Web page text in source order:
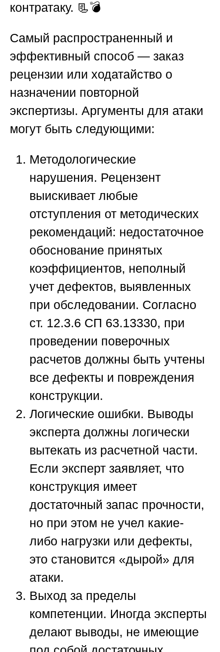
контратаку. 📃💣
Самый распространенный и
эффективный способ — заказ
рецензии или ходатайство о
назначении повторной
экспертизы. Аргументы для атаки
могут быть следующими:
Методологические
нарушения. Рецензент
выискивает любые
отступления от методических
рекомендаций: недостаточное
обоснование принятых
коэффициентов, неполный
учет дефектов, выявленных
при обследовании. Согласно
ст. 12.3.6 СП 63.13330, при
проведении поверочных
расчетов должны быть учтены
все дефекты и повреждения
конструкции.
Логические ошибки. Выводы
эксперта должны логически
вытекать из расчетной части.
Если эксперт заявляет, что
конструкция имеет
достаточный запас прочности,
но при этом не учел какие-
либо нагрузки или дефекты,
это становится «дырой» для
атаки.
Выход за пределы
компетенции. Иногда эксперты
делают выводы, не имеющие